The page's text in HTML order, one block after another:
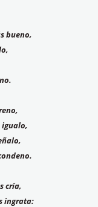
bueno,
igualo,
cría,
ingrata: